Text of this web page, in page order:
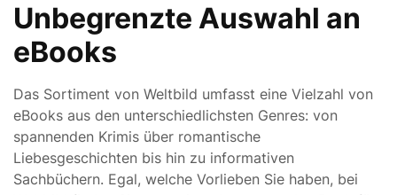
Unbegrenzte Auswahl an
eBooks
Das Sortiment von Weltbild umfasst eine Vielzahl von
eBooks aus den unterschiedlichsten Genres: von
spannenden Krimis über romantische
Liebesgeschichten bis hin zu informativen
Sachbüchern. Egal, welche Vorlieben Sie haben, bei